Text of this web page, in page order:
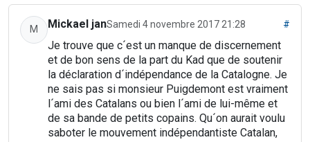
M Mickael janSamedi 4 novembre 2017 21:28 #
Je trouve que c´est un manque de discernement
et de bon sens de la part du Kad que de soutenir
la déclaration d´indépendance de la Catalogne. Je
ne sais pas si monsieur Puigdemont est vraiment
l´ami des Catalans ou bien l´ami de lui-même et
de sa bande de petits copains. Qu´on aurait voulu
saboter le mouvement indépendantiste Catalan,